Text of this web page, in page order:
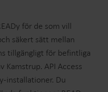
för de som vill
säkert sätt mellan
tillgängligt för befintliga
Kamstrup. API Access
installationer. Du